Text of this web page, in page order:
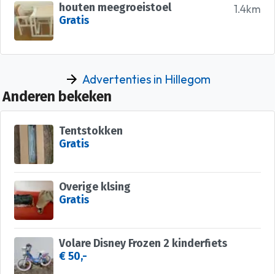
1.4km
houten meegroeistoel
Gratis
Advertenties in Hillegom
Anderen bekeken
Tentstokken
Gratis
Overige klsing
Gratis
Volare Disney Frozen 2 kinderfiets
€ 50,-